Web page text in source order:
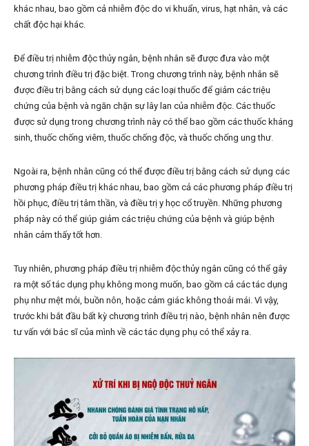
khác nhau, bao gồm cả nhiễm độc do vi khuẩn, virus, hạt nhân, và các
chất độc hại khác.
Để điều trị nhiễm độc thủy ngân, bệnh nhân sẽ được đưa vào một
chương trình điều trị đặc biệt. Trong chương trình này, bệnh nhân sẽ
được điều trị bằng cách sử dụng các loại thuốc để giảm các triệu
chứng của bệnh và ngăn chặn sự lây lan của nhiễm độc. Các thuốc
được sử dụng trong chương trình này có thể bao gồm các thuốc kháng
sinh, thuốc chống viêm, thuốc chống độc, và thuốc chống ung thư.
Ngoài ra, bệnh nhân cũng có thể được điều trị bằng cách sử dụng các
phương pháp điều trị khác nhau, bao gồm cả các phương pháp điều trị
hồi phục, điều trị tâm thần, và điều trị y học cổ truyền. Những phương
pháp này có thể giúp giảm các triệu chứng của bệnh và giúp bệnh
nhân cảm thấy tốt hơn.
Tuy nhiên, phương pháp điều trị nhiễm độc thủy ngân cũng có thể gây
ra một số tác dụng phụ không mong muốn, bao gồm cả các tác dụng
phụ như mệt mỏi, buồn nôn, hoặc cảm giác không thoải mái. Vì vậy,
trước khi bắt đầu bất kỳ chương trình điều trị nào, bệnh nhân nên được
tư vấn với bác sĩ của mình về các tác dụng phụ có thể xảy ra.